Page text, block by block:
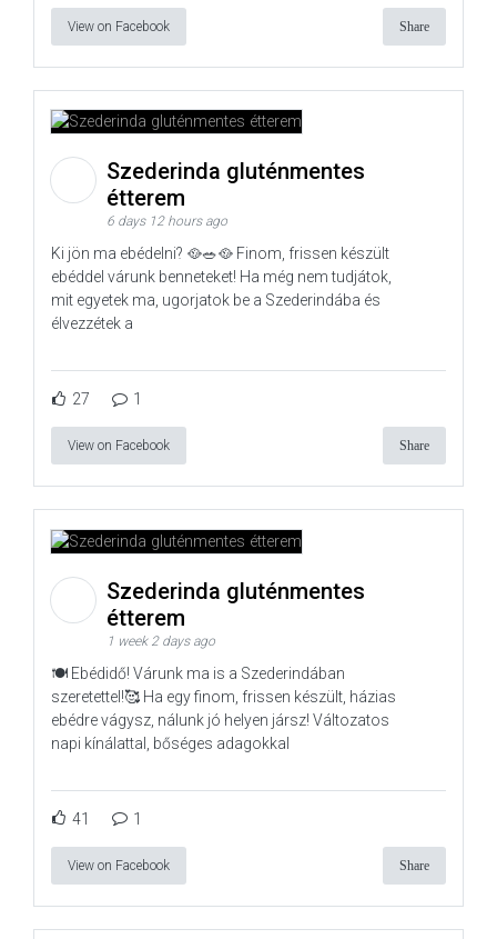
View on Facebook Share
Szederinda gluténmentes
étterem
6 days 12 hours ago
Ki jön ma ebédelni? 🥘🥗🥘 Finom, frissen készült
ebéddel várunk benneteket! Ha még nem tudjátok,
mit egyetek ma, ugorjatok be a Szederindába és
élvezzétek a
27 1
View on Facebook Share
Szederinda gluténmentes
étterem
1 week 2 days ago
🍽️ Ebédidő! Várunk ma is a Szederindában
szeretettel!🥰 Ha egy finom, frissen készült, házias
ebédre vágysz, nálunk jó helyen jársz! Változatos
napi kínálattal, bőséges adagokkal
41 1
View on Facebook Share